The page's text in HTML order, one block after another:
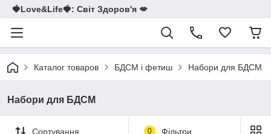
🍓Love&Life🍓: Світ Здоров'я 💋
Каталог товаров БДСМ і фетиш Набори для БДСМ
Набори для БДСМ
Сортування 0 Фільтри